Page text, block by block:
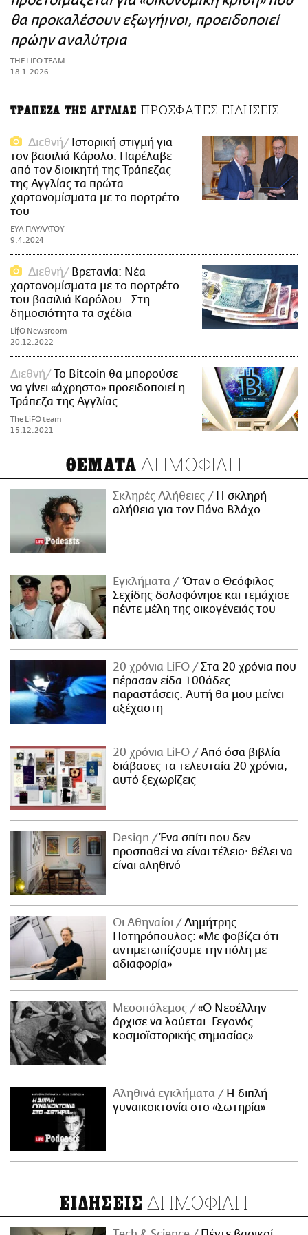
ΑΜΠΑ
PRINT
θα προκαλέσουν εξωγήινοι, προειδοποιεί
πρώην αναλύτρια
THE LIFO TEAM
18.1.2026
ΤΡΑΠΕΖΑ ΤΗΣ ΑΓΓΛΙΑΣ ΠΡΟΣΦΑΤΕΣ ΕΙΔΗΣΕΙΣ
Διεθνή
Ιστορική στιγμή για
τον βασιλιά Κάρολο: Παρέλαβε
από τον διοικητή της Τράπεζας
της Αγγλίας τα πρώτα
χαρτονομίσματα με το πορτρέτο
του
ΕΥΑ ΠΑΥΛΑΤΟΥ
9.4.2024
Διεθνή
Βρετανία: Νέα
χαρτονομίσματα με το πορτρέτο
του βασιλιά Καρόλου - Στη
δημοσιότητα τα σχέδια
LifO Newsroom
20.12.2022
Διεθνή
To Bitcoin θα μπορούσε
να γίνει «άχρηστο» προειδοποιεί η
Τράπεζα της Αγγλίας
The LiFO team
15.12.2021
ΘΕΜΑΤΑ ΔΗΜΟΦΙΛΗ
Σκληρές Αλήθειες
H σκληρή
αλήθεια για τον Πάνο Βλάχο
Εγκλήματα
Όταν ο Θεόφιλος
Σεχίδης δολοφόνησε και τεμάχισε
πέντε μέλη της οικογένειάς του
20 χρόνια LiFO
Στα 20 χρόνια που
πέρασαν είδα 100άδες
παραστάσεις. Αυτή θα μου μείνει
αξέχαστη
20 χρόνια LiFO
Από όσα βιβλία
διάβασες τα τελευταία 20 χρόνια,
αυτό ξεχωρίζεις
Design
Ένα σπίτι που δεν
προσπαθεί να είναι τέλειο· θέλει να
είναι αληθινό
Οι Αθηναίοι
Δημήτρης
Ποτηρόπουλος: «Με φοβίζει ότι
αντιμετωπίζουμε την πόλη με
αδιαφορία»
Μεσοπόλεμος
«Ο Νεοέλλην
άρχισε να λούεται. Γεγονός
κοσμοϊστορικής σημασίας»
Αληθινά εγκλήματα
Η διπλή
γυναικοκτονία στο «Σωτηρία»
ΕΙΔΗΣΕΙΣ ΔΗΜΟΦΙΛΗ